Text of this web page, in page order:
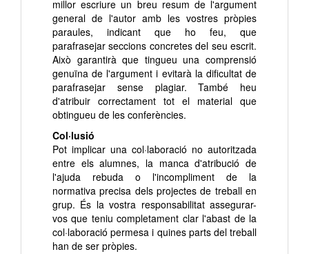
millor escriure un breu resum de l'argument
general de l'autor amb les vostres pròpies
paraules, indicant que ho feu, que
parafrasejar seccions concretes del seu escrit.
Això garantirà que tingueu una comprensió
genuïna de l'argument i evitarà la dificultat de
parafrasejar sense plagiar. També heu
d'atribuir correctament tot el material que
obtingueu de les conferències.
Col·lusió
Pot implicar una col·laboració no autoritzada
entre els alumnes, la manca d'atribució de
l'ajuda rebuda o l'incompliment de la
normativa precisa dels projectes de treball en
grup. És la vostra responsabilitat assegurar-
vos que teniu completament clar l'abast de la
col·laboració permesa i quines parts del treball
han de ser pròpies.